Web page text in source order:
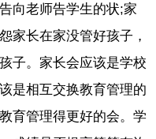
向老师告学生的状;家
家长在家没管好孩子，
子。家长会应该是学校
是相互交换教育管理的
育管理得更好的会。学